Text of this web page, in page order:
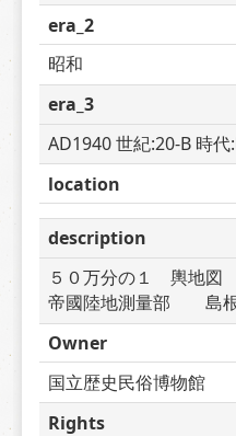
era_2
昭和
era_3
AD1940 世紀:20-B 時
location
description
５０万分の１　輿地図
帝國陸地測量部　　
Owner
国立歴史民俗博物館
Rights